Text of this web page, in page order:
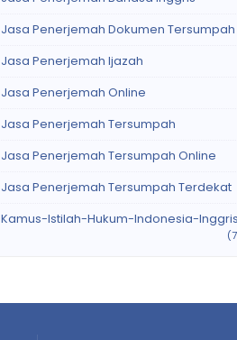
Jasa Penerjemah Dokumen Tersumpah
Jasa Penerjemah Ijazah
Jasa Penerjemah Online
Jasa Penerjemah Tersumpah
Jasa Penerjemah Tersumpah Online
Jasa Penerjemah Tersumpah Terdekat
Kamus-Istilah-Hukum-Indonesia-Inggris